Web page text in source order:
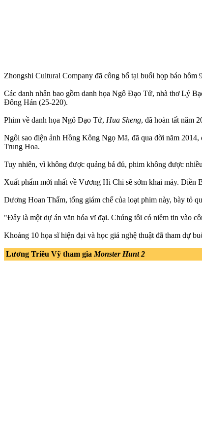
Zhongshi Cultural Company đã công bố tại buổi họp báo hôm
Các danh nhân bao gồm danh họa Ngô Đạo Tử, nhà thơ Lý
Đông Hán (25-220).
Phim về danh họa Ngô Đạo Tứ, Hua Sheng, đã hoàn tất năm
Ngôi sao điện ảnh Hồng Kông Ngọ Mã, đã qua đời năm
Trung Hoa.
Tuy nhiên, vì không được quảng bá đủ, phim không được
Xuất phẩm mới nhất về Vương Hi Chi sẽ sớm khai máy.
Dương Hoan Thẩm, tổng giám chế của loạt phim này, bày tỏ
"Đây là một dự án văn hóa vĩ đại. Chúng tôi có niềm tin vào
Khoảng 10 họa sĩ hiện đại và học giả nghệ thuật đã tham dự
Lương Triều Vỹ tham gia Monster Hunt 2